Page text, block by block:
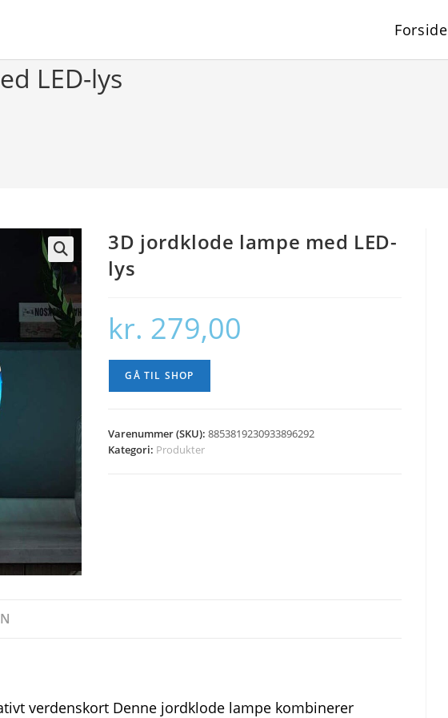
Forside
LED-lys
🔍
3D jordklode lampe med LED-
lys
kr. 279,00
GÅ TIL SHOP
Varenummer (SKU):8853819230933896292
Kategori: Produkter
verdenskort Denne jordklode lampe kombinerer